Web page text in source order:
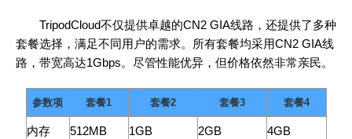
TripodCloud不仅提供卓越的CN2 GIA线路，还提供了多种
套餐选择，满足不同用户的需求。所有套餐均采用CN2 GIA线
路，带宽高达1Gbps。尽管性能优异，但价格依然非常亲民。
参数项 套餐1 套餐2 套餐3 套餐4
内存 512MB 1GB 2GB 4GB